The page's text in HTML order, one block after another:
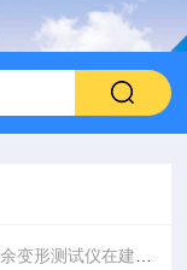
试仪在建筑工程质量检测中的应用